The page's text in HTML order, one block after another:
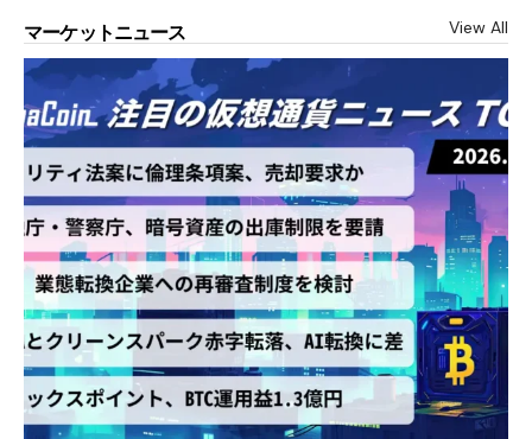
マーケットニュース View All